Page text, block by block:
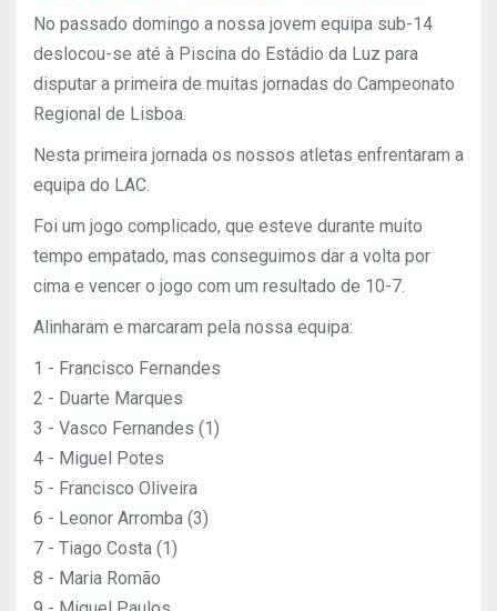
No passado domingo a nossa jovem equipa sub-14
deslocou-se até à Piscina do Estádio da Luz para
disputar a primeira de muitas jornadas do Campeonato
Regional de Lisboa.
Nesta primeira jornada os nossos atletas enfrentaram a
equipa do LAC.
Foi um jogo complicado, que esteve durante muito
tempo empatado, mas conseguimos dar a volta por
cima e vencer o jogo com um resultado de 10-7.
Alinharam e marcaram pela nossa equipa:
1 - Francisco Fernandes
2 - Duarte Marques
3 - Vasco Fernandes (1)
4 - Miguel Potes
5 - Francisco Oliveira
6 - Leonor Arromba (3)
7 - Tiago Costa (1)
8 - Maria Romão